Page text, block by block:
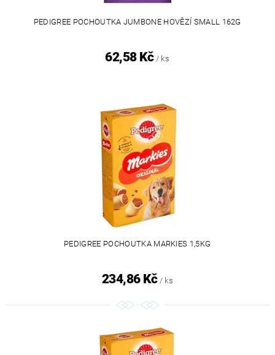
PEDIGREE POCHOUTKA JUMBONE HOVĚZÍ SMALL 162G
62,58 Kč / ks
PEDIGREE POCHOUTKA MARKIES 1,5KG
234,86 Kč / ks